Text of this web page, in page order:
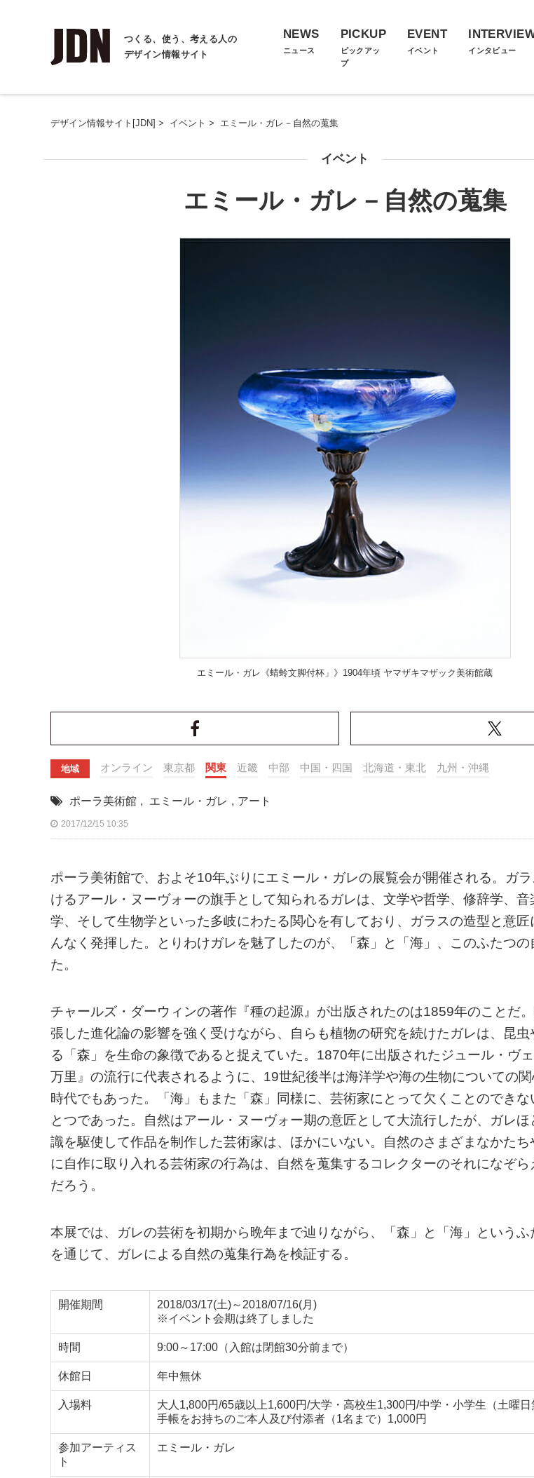
つくる、使う、考える人の
デザイン情報サイト
NEWS
ニュース
PICKUP
ピックアッ
プ
EVENT
イベント インタビュー
デザイン情報サイト[JDN] > イベント > エミール・ガレ－自然の蒐集
イベント
エミール・ガレ－自然の蒐集
エミール・ガレ《蜻蛉文脚付杯」》1904年頃 ヤマザキマザック美術館蔵
地域 オンライン 東京都 関東 近畿 中部 中国・四国 北海道・東北 九州・沖縄
ポーラ美術館 , エミール・ガレ , アート
2017/12/15 10:35
ポーラ美術館で、およそ10年ぶりにエミール・ガレの展覧会が開催される。ガ
けるアール・ヌーヴォーの旗手として知られるガレは、文学や哲学、修辞学、
学、そして生物学といった多岐にわたる関心を有しており、ガラスの造型と意
んなく発揮した。とりわけガレを魅了したのが、「森」と「海」、このふたつの
た。
チャールズ・ダーウィンの著作『種の起源』が出版されたのは1859年のことだ
張した進化論の影響を強く受けながら、自らも植物の研究を続けたガレは、昆
る「森」を生命の象徴であると捉えていた。1870年に出版されたジュール・ヴ
万里』の流行に代表されるように、19世紀後半は海洋学や海の生物についての
時代でもあった。「海」もまた「森」同様に、芸術家にとって欠くことのでき
とつであった。自然はアール・ヌーヴォー期の意匠として大流行したが、ガレ
識を駆使して作品を制作した芸術家は、ほかにいない。自然のさまざまなかた
に自作に取り入れる芸術家の行為は、自然を蒐集するコレクターのそれになぞら
だろう。
本展では、ガレの芸術を初期から晩年まで辿りながら、「森」と「海」というふ
を通じて、ガレによる自然の蒐集行為を検証する。
開催期間
2018/03/17(土)～2018/07/16(月)
※イベント会期は終了しました
時間 9:00～17:00（入館は閉館30分前まで）
休館日 年中無休
入場料
大人1,800円/65歳以上1,600円/大学・高校生1,300円/中学・小学生（土曜
手帳をお持ちのご本人及び付添者（1名まで）1,000円
参加アーティス
ト
エミール・ガレ